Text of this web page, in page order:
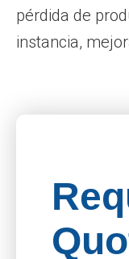
pérdida de
instancia,